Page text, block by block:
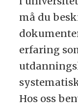
må du
erfaring
Hos oss